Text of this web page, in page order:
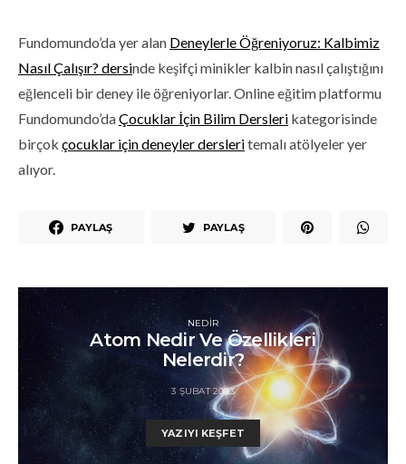
Fundomundo’da yer alan Deneylerle Öğreniyoruz: Kalbimiz
Nasıl Çalışır? dersinde keşifçi minikler kalbin nasıl çalıştığını
eğlenceli bir deney ile öğreniyorlar. Online eğitim platformu
Fundomundo’daÇocuklar İçin Bilim Dersleri kategorisinde
birçok çocuklar için deneyler dersleritemalı atölyeler yer
alıyor.
PAYLAŞ PAYLAŞ
NEDIR
Atom Nedir Ve Özellikleri
Nelerdir?
3 ŞUBAT 2023
YAZIYI KEŞFET